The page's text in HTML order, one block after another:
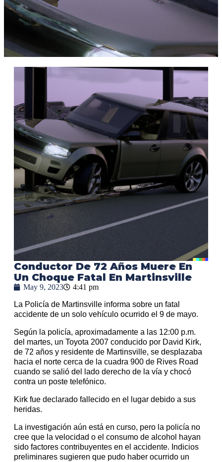
Conductor De 72 Años Muere En
Un Choque Fatal En Martinsville
May 9, 2023 4:41 pm
La Policía de Martinsville informa sobre un fatal
accidente de un solo vehículo ocurrido el 9 de mayo.
Según la policía, aproximadamente a las 12:00 p.m.
del martes, un Toyota 2007 conducido por David Kirk,
de 72 años y residente de Martinsville, se desplazaba
hacia el norte cerca de la cuadra 900 de Rives Road
cuando se salió del lado derecho de la vía y chocó
contra un poste telefónico.
Kirk fue declarado fallecido en el lugar debido a sus
heridas.
La investigación aún está en curso, pero la policía no
cree que la velocidad o el consumo de alcohol hayan
sido factores contribuyentes en el accidente. Indicios
preliminares sugieren que pudo haber ocurrido un